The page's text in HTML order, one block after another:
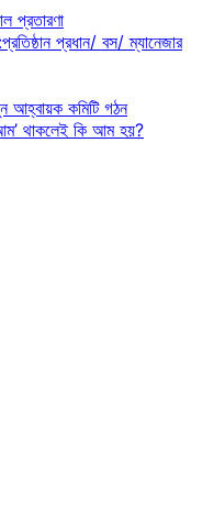
প্রতারণা
প্রধান/ বস/ ম্যানেজার
আহ্বায়ক কমিটি গঠন
থাকলেই কি আম হয়?